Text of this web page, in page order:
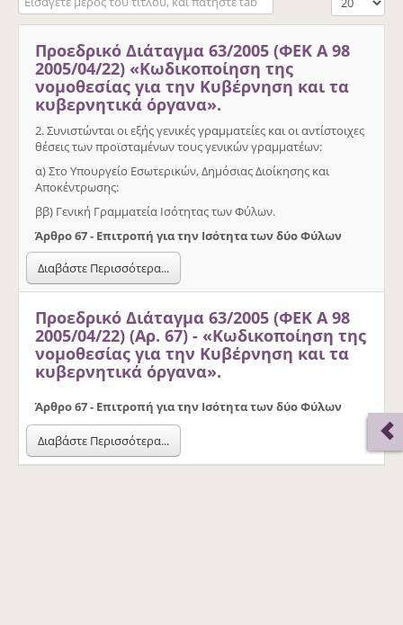
Προεδρικό Διάταγμα 63/2005 (ΦΕΚ Α 98
2005/04/22) «Κωδικοποίηση της
νομοθεσίας για την Κυβέρνηση και τα
κυβερνητικά όργανα».
2. Συνιστώνται οι εξής γενικές γραμματείες και οι αντίστοιχες
θέσεις των προϊσταμένων τους γενικών γραμματέων:
α) Στο Υπουργείο Εσωτερικών, Δημόσιας Διοίκησης και
Αποκέντρωσης:
ββ) Γενική Γραμματεία Ισότητας των Φύλων.
Άρθρο 67 - Επιτροπή για την Ισότητα των δύο Φύλων
Διαβάστε Περισσότερα...
Προεδρικό Διάταγμα 63/2005 (ΦΕΚ Α 98
2005/04/22) (Αρ. 67) - «Κωδικοποίηση της
νομοθεσίας για την Κυβέρνηση και τα
κυβερνητικά όργανα».
Άρθρο 67 - Επιτροπή για την Ισότητα των δύο Φύλων
Διαβάστε Περισσότερα...